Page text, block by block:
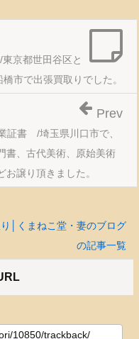
京都世田谷区と
市で出張買取りでした。
証書 /埼玉県川口市で、
書、古代美術、原始美術
譲り頂きました。
Prev
│くまねこ堂・妻のブログ
の記事一覧